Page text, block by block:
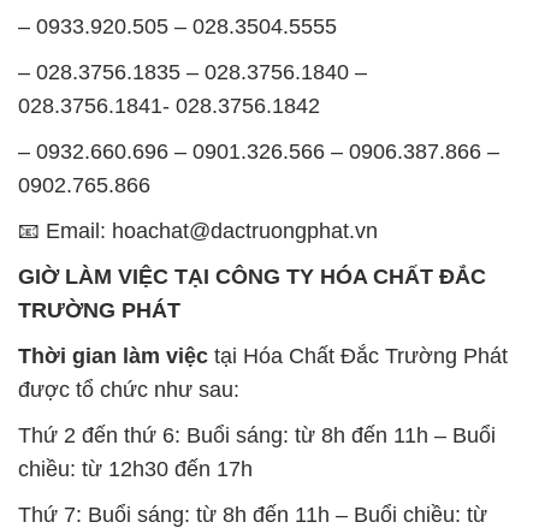
– 0933.920.505 – 028.3504.5555
– 028.3756.1835 – 028.3756.1840 –
028.3756.1841- 028.3756.1842
– 0932.660.696 – 0901.326.566 – 0906.387.866 –
0902.765.866
📧 Email: hoachat@dactruongphat.vn
GIỜ LÀM VIỆC TẠI CÔNG TY HÓA CHẤT ĐẮC
TRƯỜNG PHÁT
Thời gian làm việc tại Hóa Chất Đắc Trường Phát
được tổ chức như sau:
Thứ 2 đến thứ 6: Buổi sáng: từ 8h đến 11h – Buổi
chiều: từ 12h30 đến 17h
Thứ 7: Buổi sáng: từ 8h đến 11h – Buổi chiều: từ